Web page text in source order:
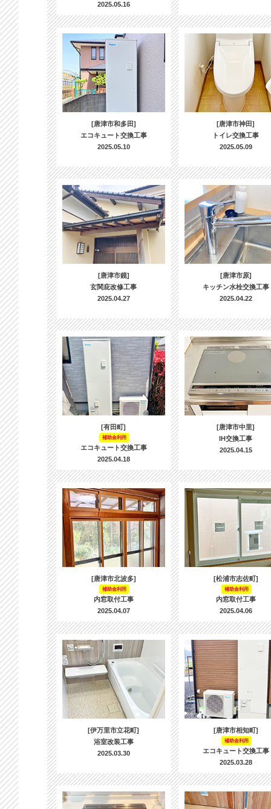
2025.05.16
[唐津市和多田]
エコキュート交換工事
2025.05.10
[唐津市神田]
トイレ交換工事
2025.05.09
[唐津市鏡]
玄関庇改修工事
2025.04.27
[唐津市原]
キッチン水栓交換工事
2025.04.22
[有田町]
補助金利用
エコキュート交換工事
2025.04.18
[唐津市中里]
IH交換工事
2025.04.15
[唐津市北波多]
補助金利用
内窓取付工事
2025.04.07
[松浦市志佐町]
補助金利用
内窓取付工事
2025.04.06
[伊万里市立花町]
浴室改装工事
2025.03.30
[唐津市相知町]
補助金利用
エコキュート交換工事
2025.03.28